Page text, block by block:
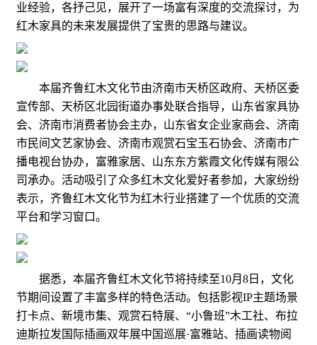
业经验，各抒己见，展开了一场富有深度的交流探讨，为
红木家具的未来发展提供了宝贵的思路与建议。
本届齐鲁红木文化节由济南市天桥区政府、天桥区委
宣传部、天桥区北园街道办事处联合指导，山东省家具协
会、济南市消费者协会主办，山东省女企业家商会、济南
市民间文艺家协会、济南市观赏石宝玉石协会、济南市广
播电视台协办，富雅家居、山东东方紫霞文化传媒有限公
司承办。活动吸引了众多红木文化爱好者参加，大家纷纷
表示，齐鲁红木文化节为红木行业搭建了一个优质的交流
平台和学习窗口。
据悉，本届齐鲁红木文化节将持续至10月8日，文化
节期间设置了丰富多样的特色活动。包括影视IP主题场景
打卡点、新境市集、观赏石特展、“小鲁班”木工社、布拉
迪斯拉发国际插画双年展中国巡展·富雅站、插画读物阅